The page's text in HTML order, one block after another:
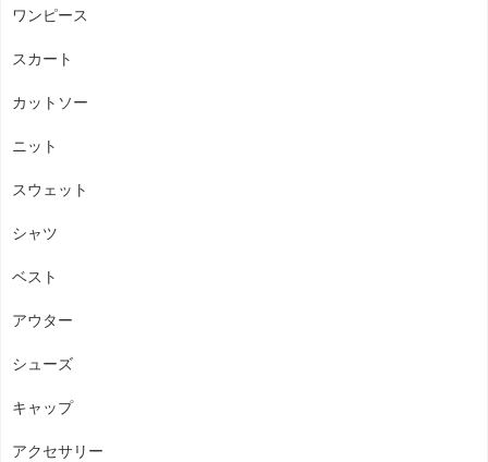
ワンピース
スカート
カットソー
ニット
スウェット
シャツ
ベスト
アウター
シューズ
キャップ
アクセサリー